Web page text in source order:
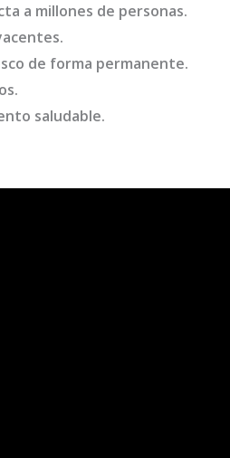
a millones de personas.
de forma permanente.
saludable.